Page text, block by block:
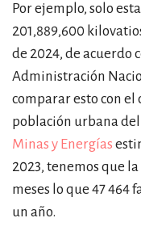
Por ejemplo, solo
201,889,600
de 2024, de acuerdo
Administración
comparar esto con
población urbana del
Minas y Energías
2023, tenemos que la
meses lo que 47 464
un año.